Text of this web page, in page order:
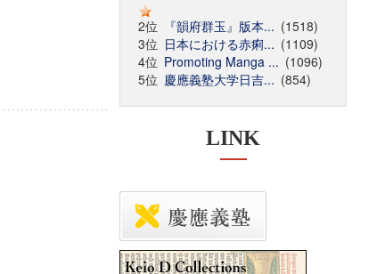
2位
『韻府群玉』版本... (1518)
3位 日本における赤痢... (1109)
4位 Promoting Manga ... (1096)
5位 慶應義塾大学日吉... (854)
LINK